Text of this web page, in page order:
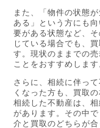
また、「物件の状態
ある」という方にも
要がある状態など、
じている場合でも、
す。現状のままでの
ことをおすすめします
さらに、相続に伴っ
くなった方も、買取
相続した不動産は、
があります。その中
介と買取のどちらが